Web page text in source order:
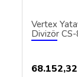
Vertex
Divizör CS-